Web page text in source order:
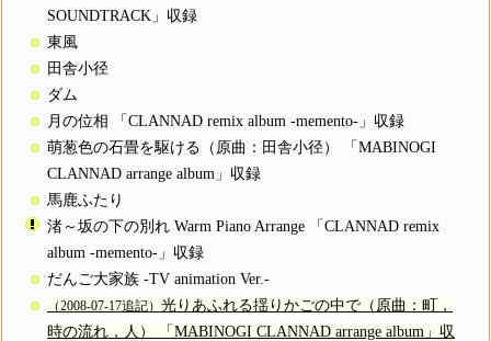
SOUNDTRACK」収録
東風
田舎小径
ダム
月の位相 「CLANNAD remix album -memento-」収録
萌葱色の石畳を駆ける（原曲：田舎小径） 「MABINOGI
CLANNAD arrange album」収録
馬鹿ふたり
渚～坂の下の別れ Warm Piano Arrange 「CLANNAD remix
album -memento-」収録
だんご大家族 -TV animation Ver.-
（2008-07-17追記） 光りあふれる揺りかごの中で（原曲：町，
時の流れ，人） 「MABINOGI CLANNAD arrange album」収